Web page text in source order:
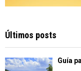
Últimos posts
Guía